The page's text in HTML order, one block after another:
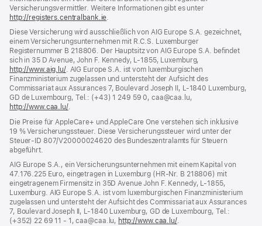
Versicherungsvermittler. Weitere Informationen gibt es unter
http://registers.centralbank.ie
neues
Fenster)
Diese Versicherung wird ausschließlich von AIG Europe S.A. gezeichnet,
einem Versicherungsunternehmen mit R.C.S. Luxemburger
Registernummer B 218806. Der Hauptsitz von AIG Europe S.A. befindet
sich in 35 D Avenue, John F. Kennedy, L‑1855, Luxemburg,
http://www.aig.lu/(Öffnet
ein
neues
Fenster)
. AIG Europe S.A. ist vom luxemburgischen
Finanzministerium zugelassen und untersteht der Aufsicht des
Commissariat aux Assurances 7, Boulevard Joseph II, L‑1840 Luxemburg,
GD de Luxembourg, Tel.: (+43) 1 249 59 0, caa@caa.lu,
http://www.caa.lu/(Öffnet
neues
Fenster)
.
Die Preise für AppleCare+ und AppleCare One verstehen sich inklusive
19 % Versicherungssteuer. Diese Versicherungssteuer wird unter der
Steuer‑ID 807/V20000024620 des Bundeszentralamts für Steuern
abgeführt.
AIG Europe S.A., ein Versicherungsunternehmen mit einem Kapital von
47.176.225 Euro, eingetragen in Luxemburg (HR-Nr. B 218806) mit
eingetragenem Firmensitz in 35D Avenue John F. Kennedy, L-1855,
Luxemburg. AIG Europe S.A. ist vom luxemburgischen Finanzministerium
zugelassen und untersteht der Aufsicht des Commissariat aux Assurances
7, Boulevard Joseph II, L‑1840 Luxemburg, GD de Luxembourg, Tel.:
(+352) 22 69 11 - 1, caa@caa.lu, http://www.caa.lu/(Öffnet
.